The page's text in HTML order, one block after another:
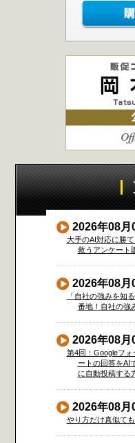
2026年08月
大手のAI対応に勝
救うアンケート
2026年08月
「自社の強みを知
番地！自社の強
2026年08月
第4回：Googleフ
ートの回答をAI
に自動投稿する
2026年08月
やり方だけ真似て